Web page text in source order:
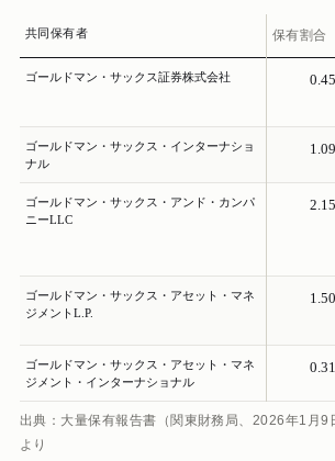
共同保有者 保有割合
ゴールドマン・サックス証券株式会社
ゴールドマン・サックス・インターナショ
ナル
ゴールドマン・サックス・アンド・カンパ
ニーLLC
ゴールドマン・サックス・アセット・マネ
ジメントL.P.
ゴールドマン・サックス・アセット・マネ
ジメント・インターナショナル
出典：大量保有報告書（関東財務局、2026年1月9
より